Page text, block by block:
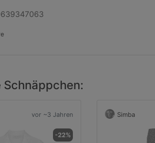
Schnäppchen:
vor ~3 Jahren
-22%
Simba